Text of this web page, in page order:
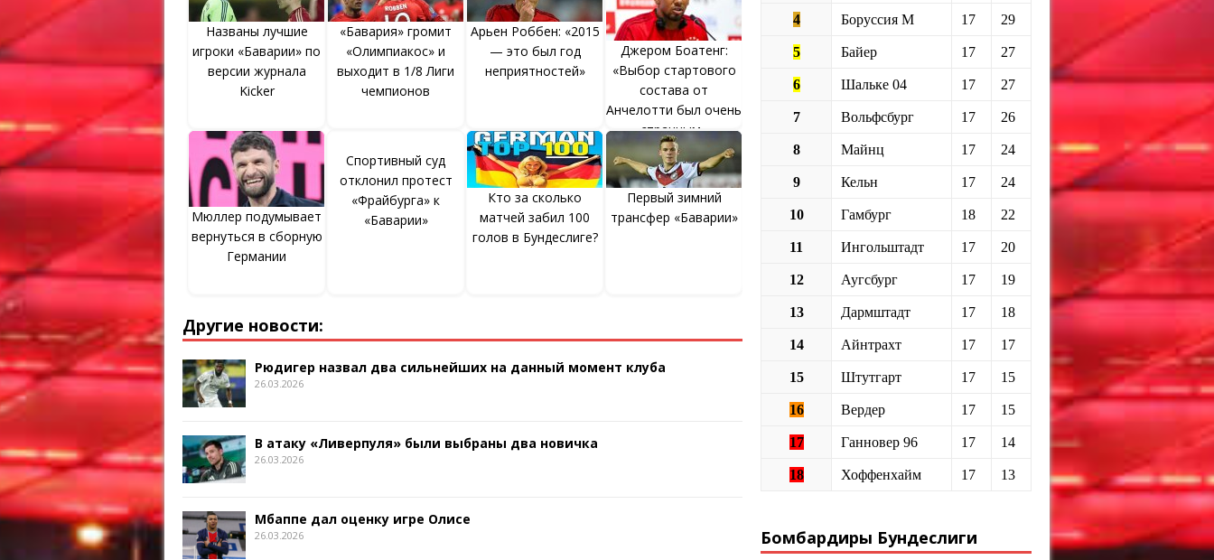
Названы лучшие
игроки «Баварии» по
версии журнала
Kicker
«Бавария» громит
«Олимпиакос» и
выходит в 1/8 Лиги
чемпионов
Арьен Роббен: «2015
— это был год
неприятностей»
Джером Боатенг:
«Выбор стартового
состава от
Анчелотти был очень
странным»
Мюллер подумывает
вернуться в сборную
Германии
Спортивный суд
отклонил протест
«Фрайбурга» к
«Баварии»
Кто за сколько
матчей забил 100
голов в Бундеслиге?
Первый зимний
трансфер «Баварии»
Другие новости:
Рюдигер назвал два сильнейших на данный момент клуба
26.03.2026
В атаку «Ливерпуля» были выбраны два новичка
26.03.2026
Мбаппе дал оценку игре Олисе
26.03.2026
4 Боруссия М 17 29
5 Байер 17 27
6 Шальке 04 17 27
7 Вольфсбург 17 26
8 Майнц 17 24
9 Кельн 17 24
10 Гамбург 18 22
11 Ингольштадт 17 20
12 Аугсбург 17 19
13 Дармштадт 17 18
14 Айнтрахт 17 17
15 Штутгарт 17 15
16 Вердер 17 15
17 Ганновер 96 17 14
18 Хоффенхайм 17 13
Бомбардиры Бундеслиги